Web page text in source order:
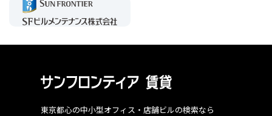
東京都心の中小型オフィス・店舗ビルの検索なら